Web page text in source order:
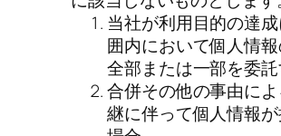
当社が利用目的の達
囲内において個人情
全部または一部を委
合併その他の事由に
継に伴って個人情報